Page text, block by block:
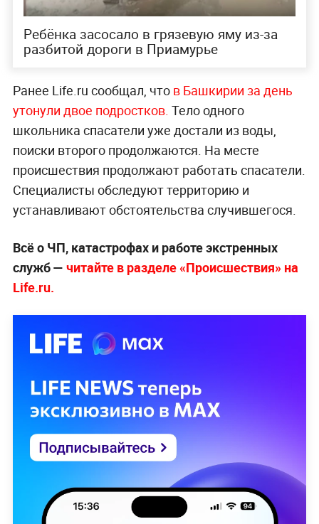
Ребёнка засосало в грязевую яму из-за
разбитой дороги в Приамурье
Ранее Life.ru сообщал, чтов Башкирии за день
утонули двое подростков. Тело одного
школьника спасатели уже достали из воды,
поиски второго продолжаются. На месте
происшествия продолжают работать спасатели.
Специалисты обследуют территорию и
устанавливают обстоятельства случившегося.
Всё о ЧП, катастрофах и работе экстренных
служб — читайте в разделе «Происшествия» на
Life.ru.